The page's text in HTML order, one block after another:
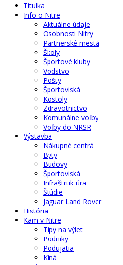
Titulka
Info o Nitre
Aktuálne údaje
Osobnosti Nitry
Partnerské mestá
Školy
Športové kluby
Vodstvo
Pošty
Športoviská
Kostoly
Zdravotníctvo
Komunálne voľby
Voľby do NRSR
Výstavba
Nákupné centrá
Byty
Budovy
Športoviská
Infraštruktúra
Štúdie
Jaguar Land Rover
História
Kam v Nitre
Tipy na výlet
Podniky
Podujatia
Kiná